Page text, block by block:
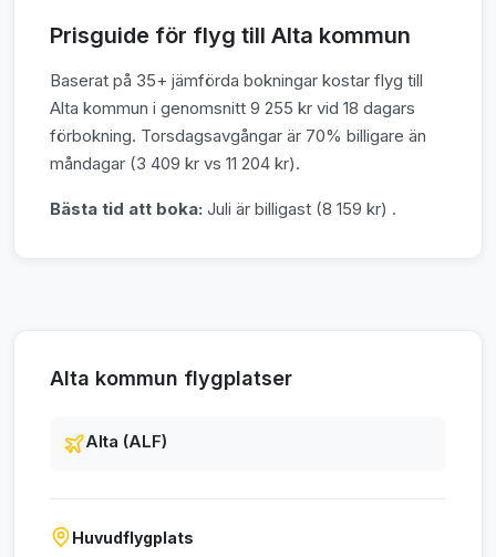
Prisguide för flyg till Alta kommun
Baserat på 35+ jämförda bokningar kostar flyg till
Alta kommun i genomsnitt 9 255 kr vid 18 dagars
förbokning. Torsdagsavgångar är 70% billigare än
måndagar (3 409 kr vs 11 204 kr).
Bästa tid att boka: Juli är billigast (8 159 kr) .
Alta kommun flygplatser
Alta (ALF)
Huvudflygplats